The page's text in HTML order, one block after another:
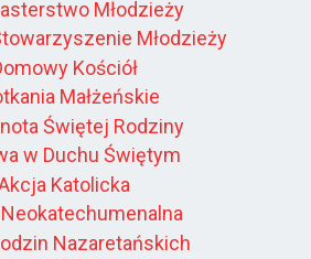
Młodzieży
Młodzieży
Kościół
Małżeńskie
Świętej Rodziny
w Duchu Świętym
Katolicka
Neokatechumenalna
Nazaretańskich